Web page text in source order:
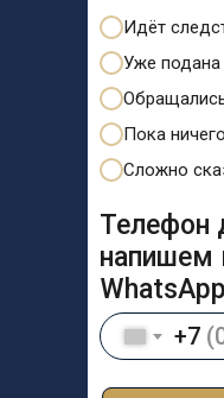
Идёт
Уже подана
Пока
Сложно
Телефон
напишем
+7